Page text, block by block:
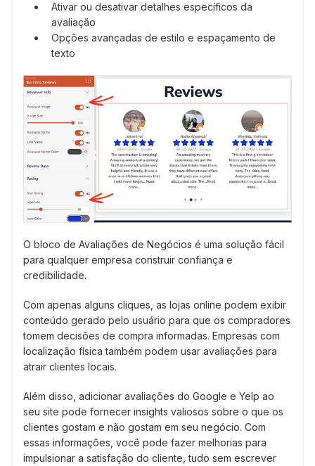
Ativar ou desativar detalhes específicos da
avaliação
Opções avançadas de estilo e espaçamento de
texto
O bloco de Avaliações de Negócios é uma solução fácil
para qualquer empresa construir confiança e
credibilidade.
Com apenas alguns cliques, as lojas online podem exibir
conteúdo gerado pelo usuário para que os compradores
tomem decisões de compra informadas. Empresas com
localização física também podem usar avaliações para
atrair clientes locais.
Além disso, adicionar avaliações do Google e Yelp ao
seu site pode fornecer insights valiosos sobre o que os
clientes gostam e não gostam em seu negócio. Com
essas informações, você pode fazer melhorias para
impulsionar a satisfação do cliente, tudo sem escrever